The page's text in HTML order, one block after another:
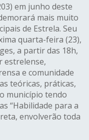
em junho deste
mais muito
de Estrela. Seu
quarta-feira (23),
a partir das 18h,
estrelense,
e comunidade
teóricas, práticas,
município tendo
“Habilidade para a
envolverão toda